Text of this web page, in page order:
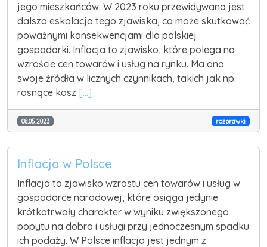
jego mieszkańców. W 2023 roku przewidywana jest
dalsza eskalacja tego zjawiska, co może skutkować
poważnymi konsekwencjami dla polskiej
gospodarki. Inflacja to zjawisko, które polega na
wzroście cen towarów i usług na rynku. Ma ona
swoje źródła w licznych czynnikach, takich jak np.
rosnące kosz [...]
08.05.2023 rozprawki
Inflacja w Polsce
Inflacja to zjawisko wzrostu cen towarów i usług w
gospodarce narodowej, które osiąga jedynie
krótkotrwały charakter w wyniku zwiększonego
popytu na dobra i usługi przy jednoczesnym spadku
ich podaży. W Polsce inflacja jest jednym z